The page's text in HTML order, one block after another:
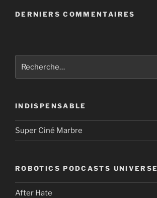
DERNIERS COMMENTAIRES
INDISPENSABLE
Super Ciné Marbre
ROBOTICS PODCASTS UNIVERSE
After Hate